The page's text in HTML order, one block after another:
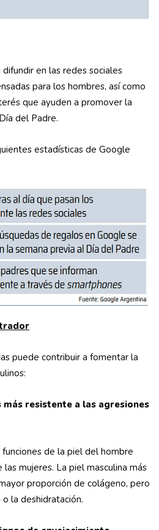
en las redes sociales
para los hombres, así como
que ayuden a promover la
del Padre.
estadísticas de Google
puede contribuir a fomentar la
resistente a las agresiones
de la piel del hombre
mujeres. La piel masculina más
proporción de colágeno, pero
la deshidratación.